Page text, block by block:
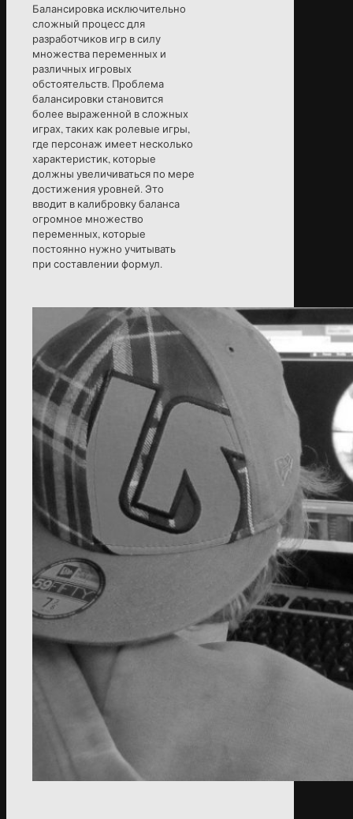
Балансировка исключительно
сложный процесс для
разработчиков игр в силу
множества переменных и
различных игровых
обстоятельств. Проблема
балансировки становится
более выраженной в сложных
играх, таких как ролевые игры,
где персонаж имеет несколько
характеристик, которые
должны увеличиваться по мере
достижения уровней. Это
вводит в калибровку баланса
огромное множество
переменных, которые
постоянно нужно учитывать
при составлении формул.